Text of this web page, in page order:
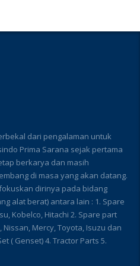
dari pengalaman untuk
Prima Sarana sejak pertama
berkarya dan masih
di masa yang akan datang.
dirinya pada bidang
alat berat) antara lain : 1. Spare
Kobelco, Hitachi 2. Spare part
Mercy, Toyota, Isuzu dan
( Genset) 4. Tractor Parts 5.